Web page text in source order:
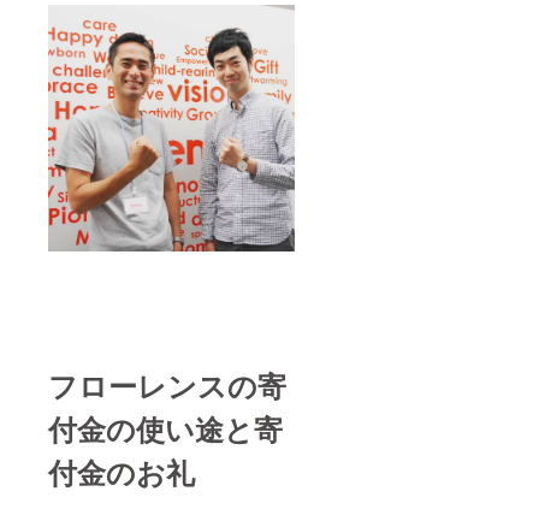
フローレンスの寄
付金の使い途と寄
付金のお礼